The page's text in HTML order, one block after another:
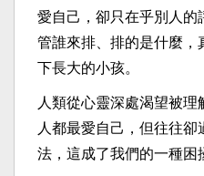
愛自己，卻只在乎別人的
管誰來排、排的是什麼，
下長大的小孩。
人類從心靈深處渴望被
人都最愛自己，但往往
法，這成了我們的一種困